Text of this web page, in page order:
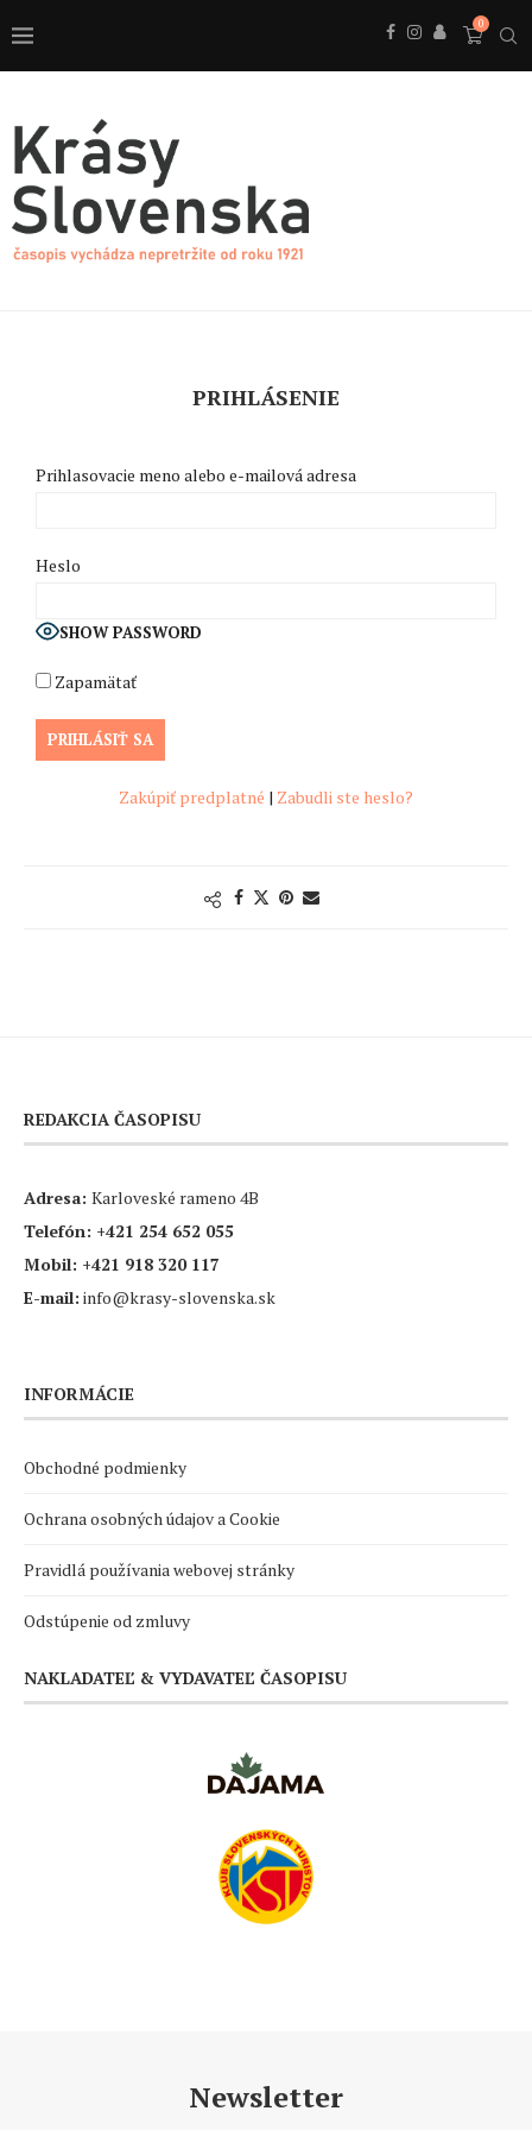
0
PRIHLÁSENIE
Prihlasovacie meno alebo e-mailová adresa
Heslo
SHOW PASSWORD
Zapamätať
Zakúpiť predplatné | Zabudli ste heslo?
REDAKCIA ČASOPISU
Adresa: Karloveské rameno 4B
Telefón: +421 254 652 055
Mobil: +421 918 320 117
E-mail: info@krasy-slovenska.sk
INFORMÁCIE
Obchodné podmienky
Ochrana osobných údajov a Cookie
Pravidlá používania webovej stránky
Odstúpenie od zmluvy
NAKLADATEĽ & VYDAVATEĽ ČASOPISU
Newsletter